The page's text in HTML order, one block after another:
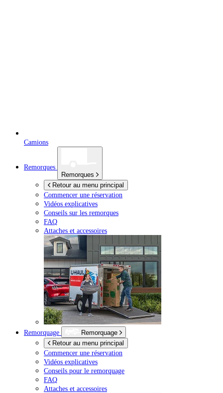
Camions
Remorques
Remorques
Retour au menu principal
Commencer une réservation
Vidéos explicatives
Conseils sur les remorques
FAQ
Attaches et accessoires
Remorquage
Remorquage
Retour au menu principal
Commencer une réservation
Vidéos explicatives
Conseils pour le remorquage
FAQ
Attaches et accessoires